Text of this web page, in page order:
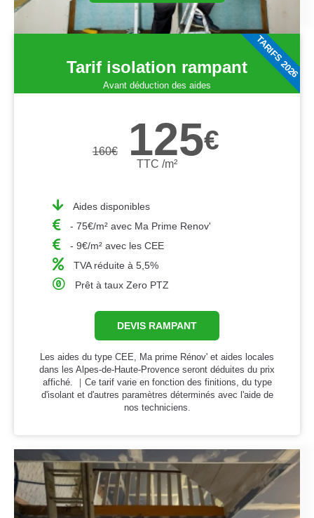
Tarif isolation rampant
Avant déduction des aides
160€ 125€
TTC /m²
Aides disponibles
- 75€/m² avec Ma Prime Renov'
- 9€/m² avec les CEE
TVA réduite à 5,5%
Prêt à taux Zero PTZ
DEVIS RAMPANT
Les aides du type CEE, Ma prime Rénov' et aides locales
dans les Alpes-de-Haute-Provence seront déduites du prix
affiché. ｜Ce tarif varie en fonction des finitions, du type
d'isolant et d'autres paramètres déterminés avec l'aide de
nos techniciens.
TARIFS 2026